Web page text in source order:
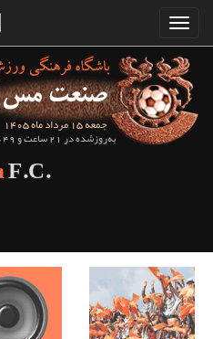
جمعه 15 مرداد ماه 1405
به‌روزشده در 21 ساعت و 49 دقیقه قبل
F.C.